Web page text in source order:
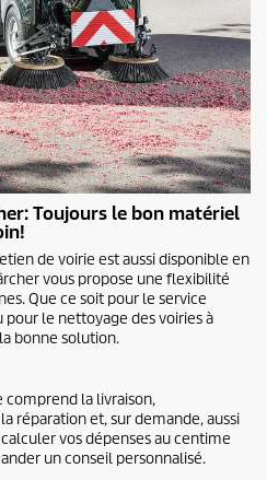
Toujours le bon matériel
de voirie est aussi disponible en
vous propose une flexibilité
Que ce soit pour le service
le nettoyage des voiries à
bonne solution.
la livraison,
réparation et, sur demande, aussi
calculer vos dépenses au centime
un conseil personnalisé.